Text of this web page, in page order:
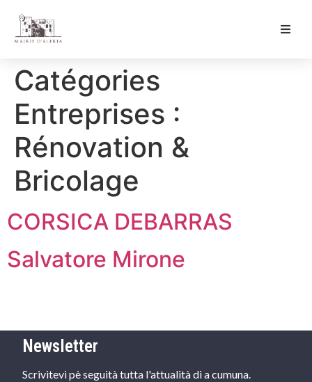
Mon Quotidien
Catégories
Entreprises :
Rénovation &
Bricolage
CORSICA DEBARRAS
Salvatore Mirone
Newsletter
Scrivitevi pè seguità tutta l'attualità di a cumuna.